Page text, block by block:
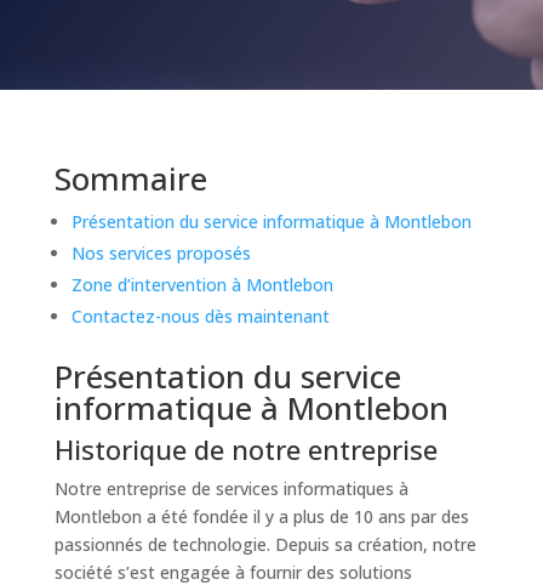
Sommaire
Présentation du service informatique à Montlebon
Nos services proposés
Zone d’intervention à Montlebon
Contactez-nous dès maintenant
Présentation du service
informatique à Montlebon
Historique de notre entreprise
Notre entreprise de services informatiques à
Montlebon a été fondée il y a plus de 10 ans par des
passionnés de technologie. Depuis sa création, notre
société s’est engagée à fournir des solutions